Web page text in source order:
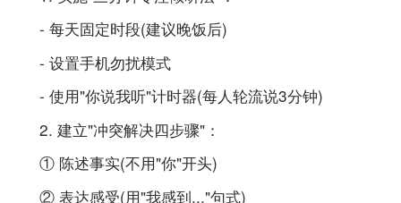
- 每天固定时段(建议晚饭后)
- 设置手机勿扰模式
- 使用"你说我听"计时器(每人轮流说3分钟)
2. 建立"冲突解决四步骤"：
① 陈述事实(不用"你"开头)
② 表达感受(用"我感到..."句式)